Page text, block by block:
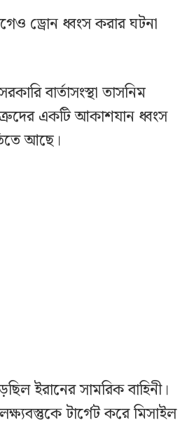
ড্রোন ধ্বংস করার ঘটনা
বার্তাসংস্থা তাসনিম
একটি আকাশযান ধ্বংস
আছে।
ইরানের সামরিক বাহিনী।
টার্গেট করে মিসাইল